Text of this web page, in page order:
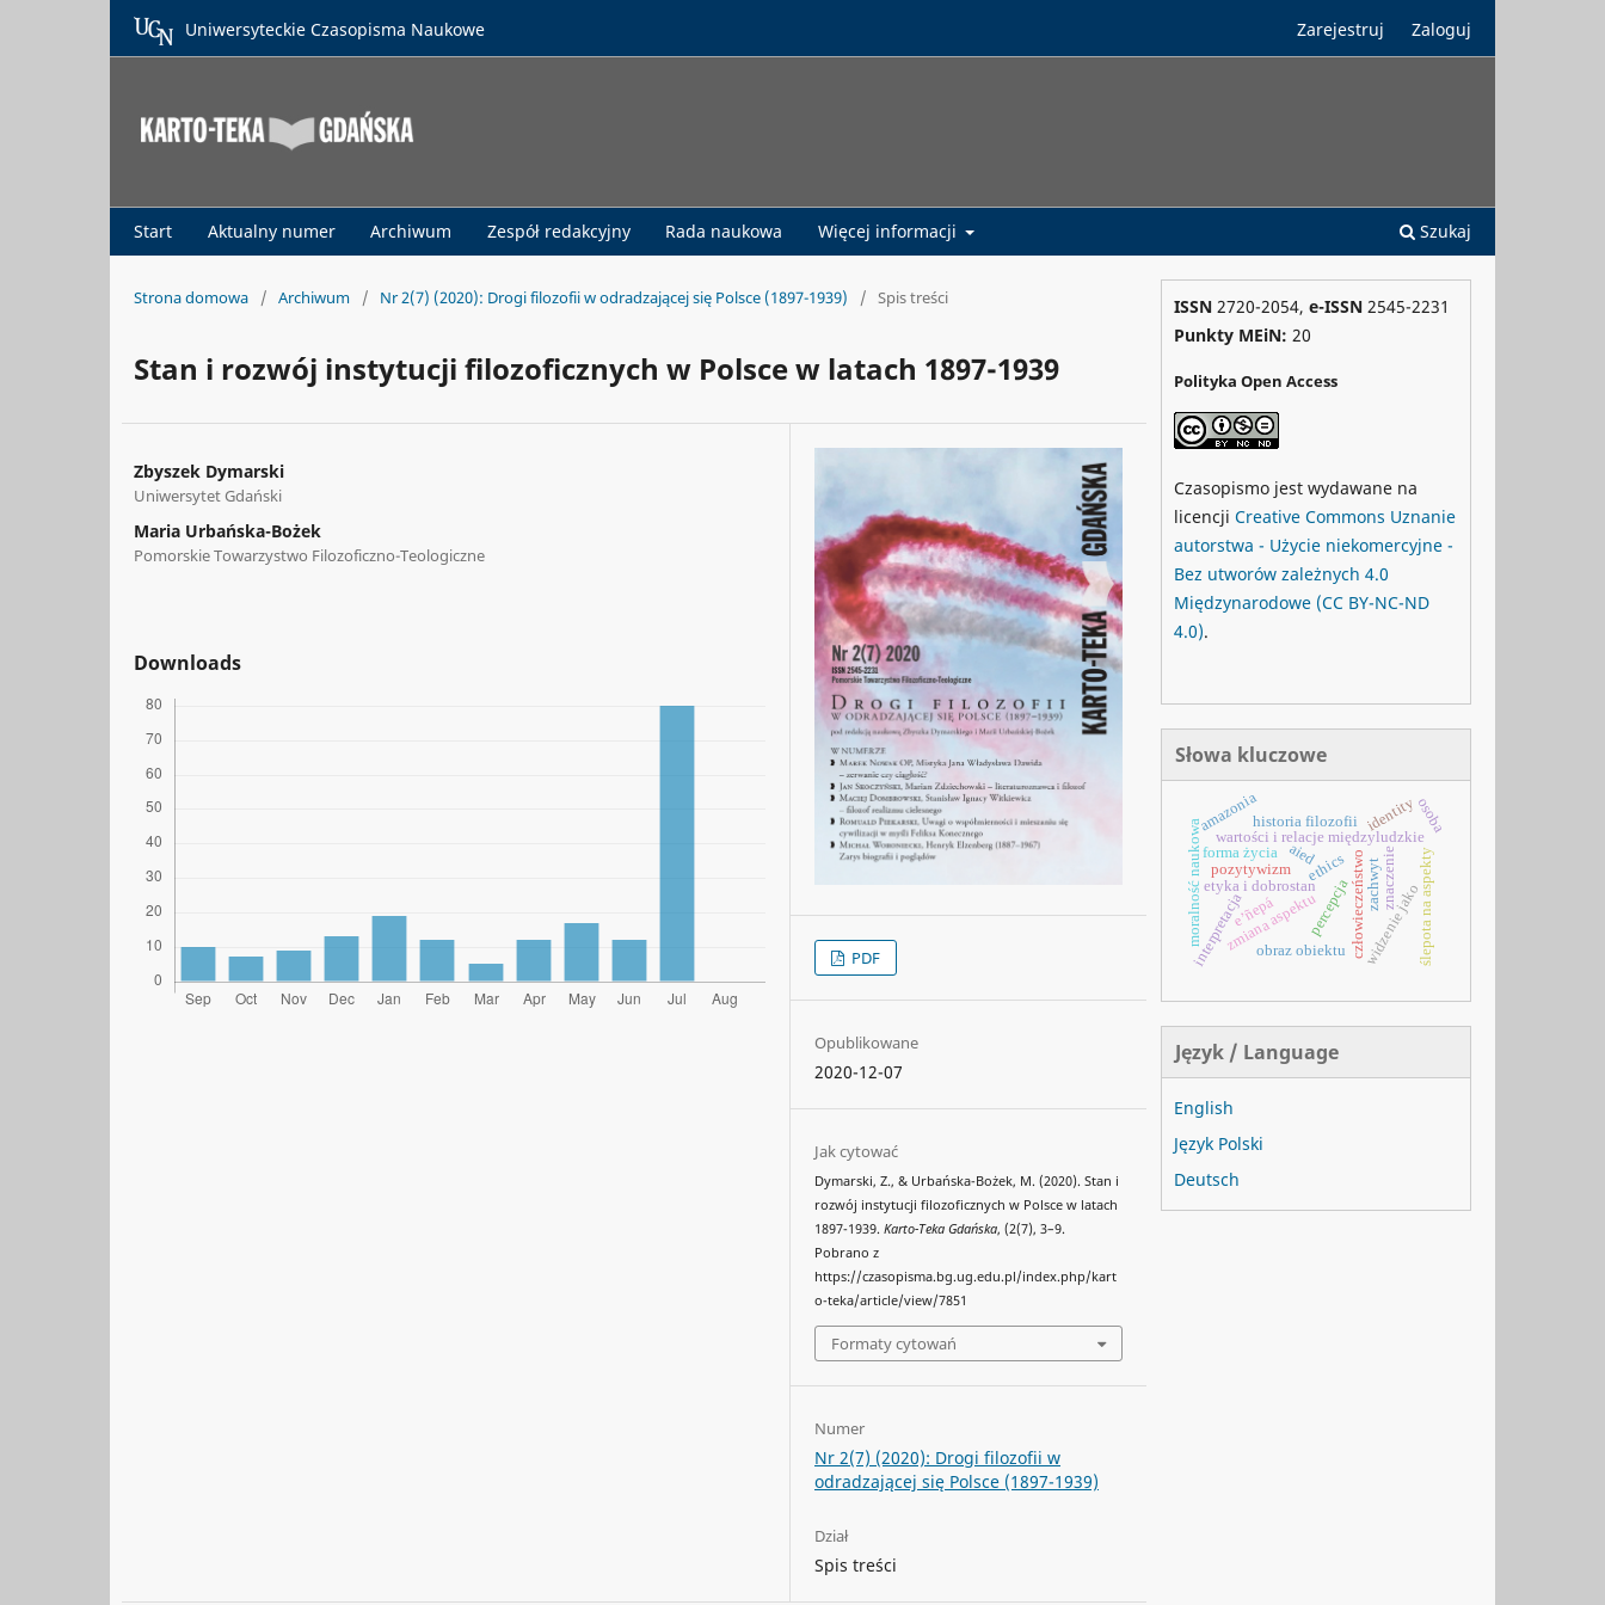
Start Aktualny numer Archiwum Zespół redakcyjny Rada naukowa Więcej informacji Szukaj
Zarejestruj Zaloguj
Uniwersyteckie Czasopisma Naukowe
Strona domowa / Archiwum / Nr 2(7) (2020): Drogi filozofii w odradzającej się Polsce (1897-1939) / Spis treści
Stan i rozwój instytucji filozoficznych w Polsce w latach 1897-1939
Zbyszek Dymarski
Uniwersytet Gdański
Maria Urbańska-Bożek
Pomorskie Towarzystwo Filozoficzno-Teologiczne
Downloads
PDF
Opublikowane
2020-12-07
Jak cytować
Dymarski, Z., & Urbańska-Bożek, M. (2020). Stan i
rozwój instytucji filozoficznych w Polsce w latach
1897-1939.Karto-Teka Gdańska, (2(7), 3–9.
Pobrano z
https://czasopisma.bg.ug.edu.pl/index.php/kart
o-teka/article/view/7851
Formaty cytowań
Numer
Nr 2(7) (2020): Drogi filozofii w
odradzającej się Polsce (1897-1939)
Dział
Spis treści
ISSN 2720-2054, e-ISSN 2545-2231
Punkty MEiN: 20
Polityka Open Access
Czasopismo jest wydawane na
licencji Creative Commons Uznanie
autorstwa - Użycie niekomercyjne -
Bez utworów zależnych 4.0
Międzynarodowe (CC BY-NC-ND
4.0).
Słowa kluczowe
człowieczeństwo
percepcja
wartości i relacje międzyludzkie
etyka i dobrostan zachwyt
widzenie jako
zmiana aspektu
obraz obiektu
znaczenie
interpretacja ślepota na aspekty
aied
identity
pozytywizm
moralność naukowa historia filozofii
ethics
e’ñepá
amazonia osoba
forma życia
Język / Language
English
Język Polski
Deutsch